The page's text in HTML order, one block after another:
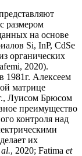
размером
на основе
Si, InP, CdSe
органических
2020).
1981г. Алексеем
матрице
Луисом Брюсом
преимущество
контроля над
их
, 2020; Fatima et